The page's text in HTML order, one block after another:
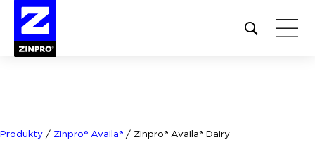
Open
site
Produkty / Zinpro® Availa® / Zinpro® Availa® Dairy